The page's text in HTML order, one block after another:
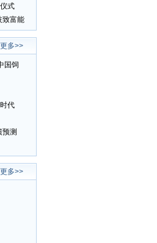
式
致富能
更多>>
国饲
代
测
更多>>